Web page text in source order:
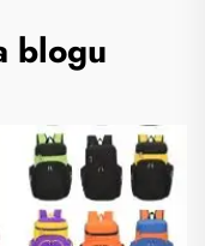
blogu